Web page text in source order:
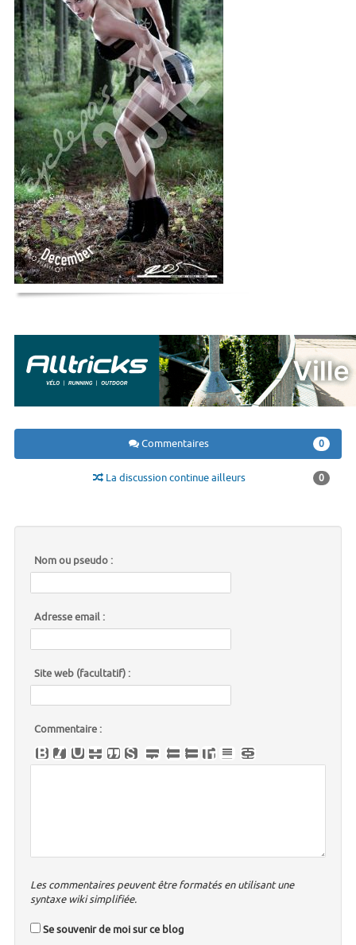
Commentaires 0
La discussion continue ailleurs 0
Nom ou pseudo :
Adresse email :
Site web (facultatif) :
Commentaire :
Les commentaires peuvent être formatés en utilisant une
syntaxe wiki simplifiée.
Se souvenir de moi sur ce blog